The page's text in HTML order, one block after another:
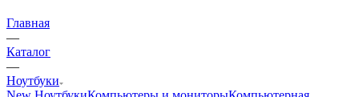
Главная
—
Каталог
—
Ноутбуки